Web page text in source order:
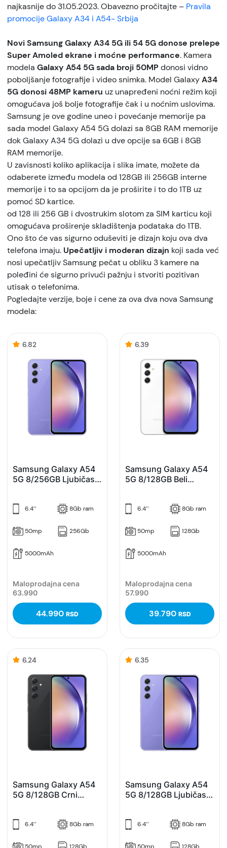
najkasnije do 31.05.2023. Obavezno pročitajte – Pravila
promocije Galaxy A34 i A54- Srbija
Novi Samsung Galaxy A34 5G ili 54 5G donose prelepe
Super Amoled ekrane i moćne performance. Kamera
modela Galaxy A54 5G sada broji 50MPdonosi vidno
poboljšanje fotografije i video snimka. Model GalaxyA34
5G donosi 48MP kameru uz unapređeni noćni režim koji
omogućava još bolje fotografije čak i u noćnim uslovima.
Samsung je ove godine uneo i povećanje memorije pa
sada model Galaxy A54 5G dolazi sa 8GB RAM memorije
dok Galaxy A34 5G dolazi u dve opcije sa 6GB i 8GB
RAM memorije.
U zavisnosti koliko aplikacija i slika imate, možete da
odaberete između modela od 128GB ili 256GB interne
memorije i to sa opcijom da je proširite i to do 1TB uz
pomoć SD kartice.
od 128 ili 256 GB i dvostrukim slotom za SIM karticu koji
omogućava proširenje skladištenja podataka do 1TB.
Ono što će vas sigurno oduševiti je dizajn koju ova dva
telefona imaju. Upečatljiv i moderan dizajn koji sada već
nosi upečatljiv Samsung pečat u obliku 3 kamere na
poleđini će sigurno privući pažnju i stvoriti pozitivan
utisak o telefonima.
Pogledajte verzije, boje i cene za ova dva nova Samsung
modela:
6.82
Samsung Galaxy A54
5G 8/256GB Ljubičasti
6.4’’ 8Gb ram
50mp 256Gb
5000mAh
Maloprodajna cena
63.990
44.990 RSD
6.39
Samsung Galaxy A54
5G 8/128GB Beli
6.4’’ 8Gb ram
50mp 128Gb
5000mAh
Maloprodajna cena
57.990
39.790 RSD
6.24
Samsung Galaxy A54
5G 8/128GB Crni
6.4’’ 8Gb ram
6.35
Samsung Galaxy A54
5G 8/128GB Ljubičasti
6.4’’ 8Gb ram